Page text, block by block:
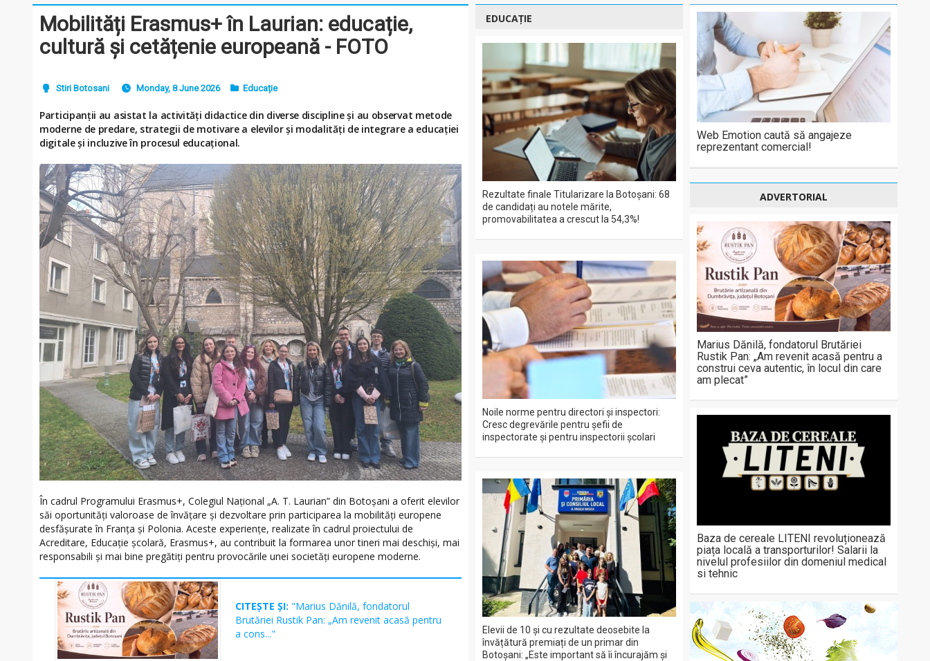
Mobilități Erasmus+ în Laurian: educație,
cultură și cetățenie europeană - FOTO
Stiri Botosani Monday, 8 June 2026 Educație
Participanții au asistat la activități didactice din diverse discipline și au observat metode
moderne de predare, strategii de motivare a elevilor și modalități de integrare a educației
digitale și incluzive în procesul educațional.
În cadrul Programului Erasmus+, Colegiul Național „A. T. Laurian” din Botoșani a oferit elevilor
săi oportunități valoroase de învățare și dezvoltare prin participarea la mobilități europene
desfășurate în Franța și Polonia. Aceste experiențe, realizate în cadrul proiectului de
Acreditare, Educaţie şcolară, Erasmus+, au contribuit la formarea unor tineri mai deschiși, mai
responsabili și mai bine pregătiți pentru provocările unei societăți europene moderne.
CITEȘTE ȘI: "Marius Dănilă, fondatorul
Brutăriei Rustik Pan: „Am revenit acasă pentru
a cons..."
EDUCAȚIE
Rezultate finale Titularizare la Botoșani: 68
de candidați au notele mărite,
promovabilitatea a crescut la 54,3%!
Noile norme pentru directori și inspectori:
Cresc degrevările pentru șefii de
inspectorate și pentru inspectorii școlari
Elevii de 10 și cu rezultate deosebite la
învățătură premiați de un primar din
Botoșani: „Este important să îi încurajăm și
Web Emotion caută să angajeze
reprezentant comercial!
ADVERTORIAL
Marius Dănilă, fondatorul Brutăriei
Rustik Pan: „Am revenit acasă pentru a
construi ceva autentic, în locul din care
am plecat”
Baza de cereale LITENI revoluționează
piața locală a transporturilor! Salarii la
nivelul profesiilor din domeniul medical
si tehnic